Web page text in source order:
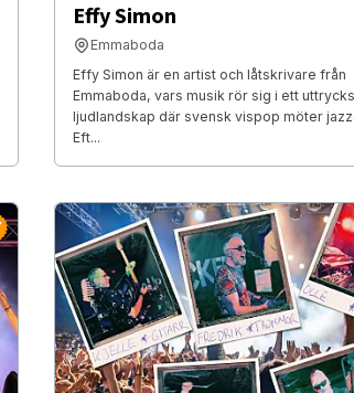
Effy Simon
Emmaboda
Effy Simon är en artist och låtskrivare från
Emmaboda, vars musik rör sig i ett
ljudlandskap där svensk vispop möter
Eft...